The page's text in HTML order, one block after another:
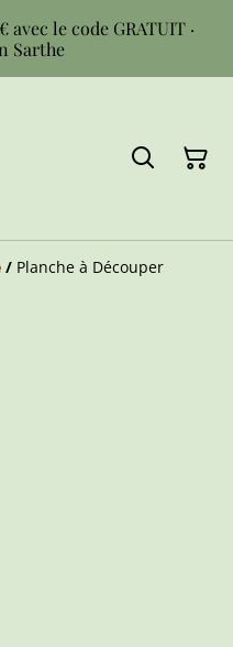
le code GRATUIT ·
Sarthe
/ Planche à Découper